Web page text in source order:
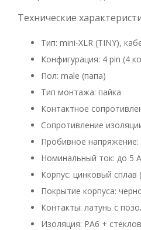
Технические
Тип: mini-XLR (TINY),
Конфигурация: 4 pin (4
Пол: male (папа)
Тип монтажа: пайка
Контактное
Сопротивление
Пробивное напряжение:
Номинальный ток: до 5 А
Корпус: цинковый сплав
Покрытие корпуса:
Контакты: латунь с
Изоляция: PA6 +